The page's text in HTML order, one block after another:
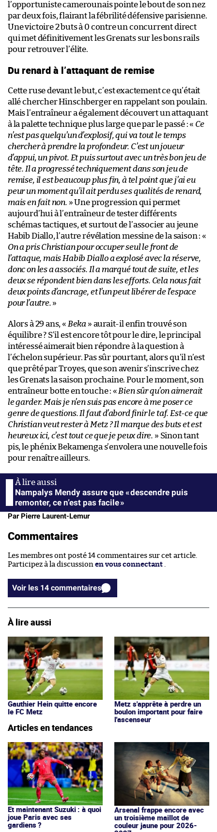
l’opportuniste camerounais pointe le bout de son nez
par deux fois, flairant la fébrilité défensive parisienne.
Une victoire 2 buts à 0 contre un concurrent direct
qui met définitivement les Grenats sur les bons rails
pour retrouver l’élite.
Du renard à l’attaquant de remise
Cette ruse devant le but, c’est exactement ce qu’était
allé chercher Hinschberger en rappelant son poulain.
Mais l’entraîneur a également découvert un attaquant
à la palette technique plus large que par le passé : « Ce
n’est pas quelqu’un d’explosif, qui va tout le temps
chercher à prendre la profondeur. C’est un joueur
d’appui, un pivot. Et puis surtout avec un très bon jeu de
tête. Il a progressé techniquement dans son jeu de
remise, il est beaucoup plus fin, à tel point que j’ai eu
peur un moment qu’il ait perdu ses qualités de renard,
mais en fait non. » Une progression qui permet
aujourd’hui à l’entraîneur de tester différents
schémas tactiques, et surtout de l’associer au jeune
Habib Diallo, l’autre révélation messine de la saison : «
On a pris Christian pour occuper seul le front de
l’attaque, mais Habib Diallo a explosé avec la réserve,
donc on les a associés. Il a marqué tout de suite, et les
deux se répondent bien dans les efforts. Cela nous fait
deux points d’ancrage, et l’un peut libérer de l’espace
pour l’autre. »
Alors à 29 ans, « Beka » aurait-il enfin trouvé son
équilibre ? S’il est encore tôt pour le dire, le principal
intéressé aimerait bien répondre à la question à
l’échelon supérieur. Pas sûr pourtant, alors qu’il n’est
que prêté par Troyes, que son avenir s’inscrive chez
les Grenats la saison prochaine. Pour le moment, son
entraîneur botte en touche : « Bien sûr qu’on aimerait
le garder. Mais je n’en suis pas encore à me poser ce
genre de questions. Il faut d’abord finir le taf. Est-ce que
Christian veut rester à Metz ? Il marque des buts et est
heureux ici, c’est tout ce que je peux dire. » Sinon tant
pis, le phénix Bekamenga s’envolera une nouvelle fois
pour renaître ailleurs.
Nampalys Mendy assure que « descendre puis
remonter, ce n’est pas facile »
Par Pierre Laurent-Lemur
Commentaires
Les membres ont posté 14 commentaires sur cet article.
Participez à la discussion en vous connectant .
Voir les 14 commentaires
À lire aussi
Gauthier Hein quitte encore
le FC Metz
Metz s'apprête à perdre un
boulon important pour faire
l'ascenseur
Articles en tendances
Et maintenant Suzuki : à quoi
joue Paris avec ses
gardiens ?
Arsenal frappe encore avec
un troisième maillot de
couleur jaune pour 2026-